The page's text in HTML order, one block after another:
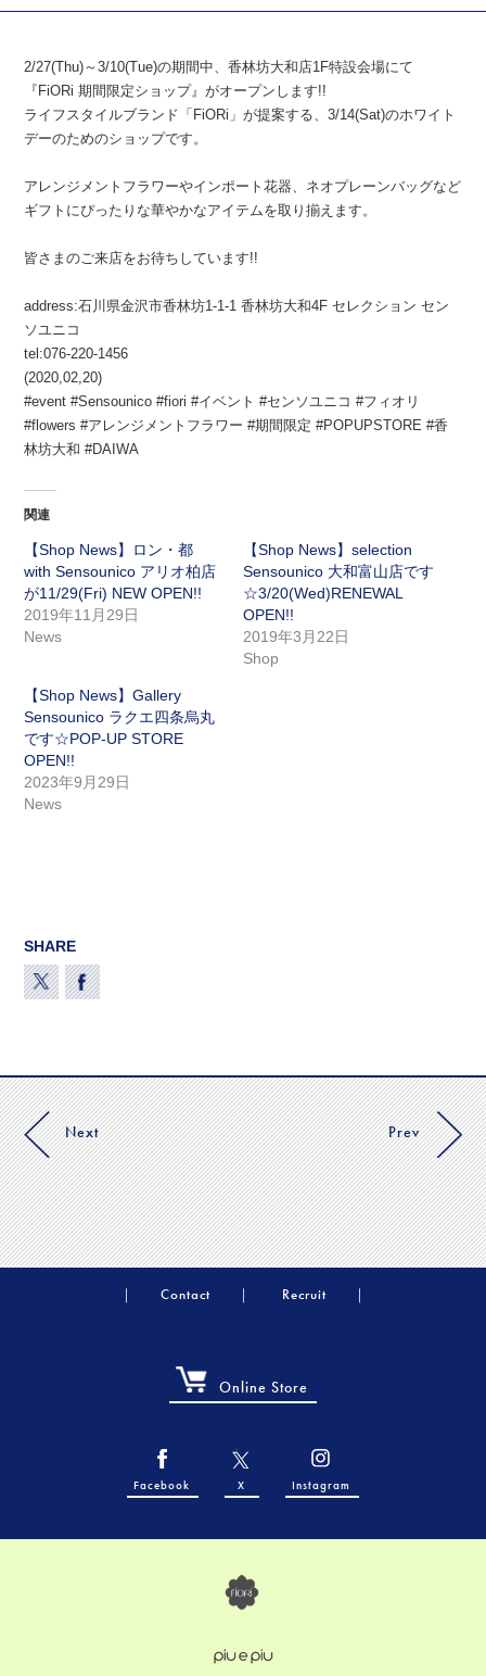
2/27(Thu)～3/10(Tue)の期間中、香林坊大和店1F特設会場にて
『 FiORi期間限定ショップ』がオープンします!!
ライフスタイルブランド「 FiORi 」が提案する、3/14(Sat)のホワイト
デーのためのショップです。
アレンジメントフラワーやインポート花器、ネオプレーンバッグなど
ギフトにぴったりな華やかなアイテムを取り揃えます。
皆さまのご来店をお待ちしています!!
address:石川県金沢市香林坊1-1-1香林坊大和4F セレクション セン
ソユニコ
tel:076-220-1456
(2020,02,20)
#event #Sensounico #fiori #イベント #センソユニコ #フィオリ
#flowers #アレンジメントフラワー #期間限定 #POPUPSTORE #香
林坊大和 #DAIWA
関連
【Shop News】ロン・都
with Sensounico アリオ柏店
が11/29(Fri) NEW OPEN!!
2019年11月29日
News
【Shop News】selection
Sensounico 大和富山店です
☆3/20(Wed)RENEWAL
OPEN!!
2019年3月22日
Shop
【Shop News】Gallery
Sensounico ラクエ四条烏丸
です☆POP-UP STORE
OPEN!!
2023年9月29日
News
SHARE
Next Prev
Contact Recruit
Online Store
Facebook X Instagram